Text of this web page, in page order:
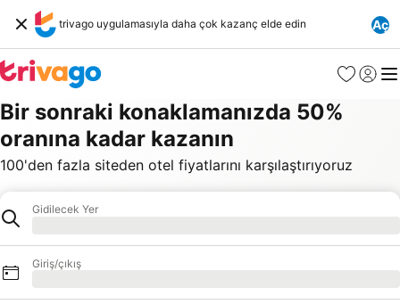
trivago uygulamasıyla daha çok kazanç elde edin Aç
Favoriler
Giriş
Bir sonraki konaklamanızda 50%
oranına kadar kazanın
100'den fazla siteden otel fiyatlarını karşılaştırıyoruz
Otel
Gidilecek Yer
Giriş/çıkış